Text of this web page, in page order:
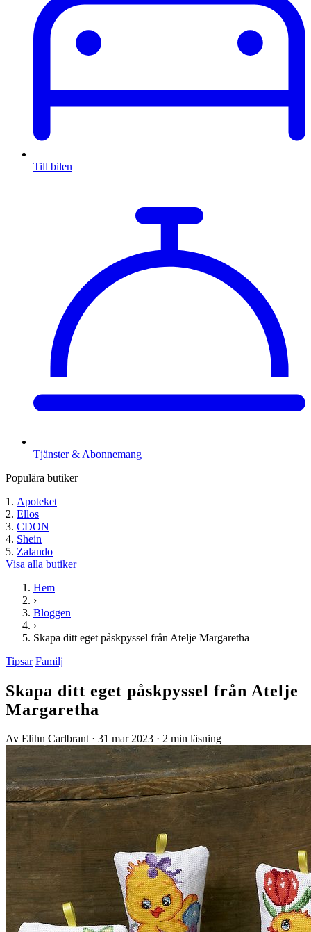
Till bilen
Tjänster & Abonnemang
Populära butiker
Apoteket
Ellos
CDON
Shein
Zalando
Visa alla butiker
Hem
›
Bloggen
›
Skapa ditt eget påskpyssel från Atelje Margaretha
Tipsar Familj
Skapa ditt eget påskpyssel från Atelje
Margaretha
Av Elihn Carlbrant · 31 mar 2023 · 2 min läsning